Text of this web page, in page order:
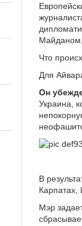
Майданом,
Что
Для
Он
Украина,
В
Карпатах,
Мэр